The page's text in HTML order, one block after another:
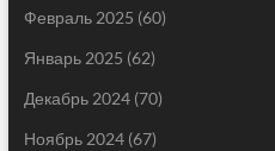
Февраль 2025 (60)
Январь 2025 (62)
Декабрь 2024(70)
Ноябрь 2024(67)